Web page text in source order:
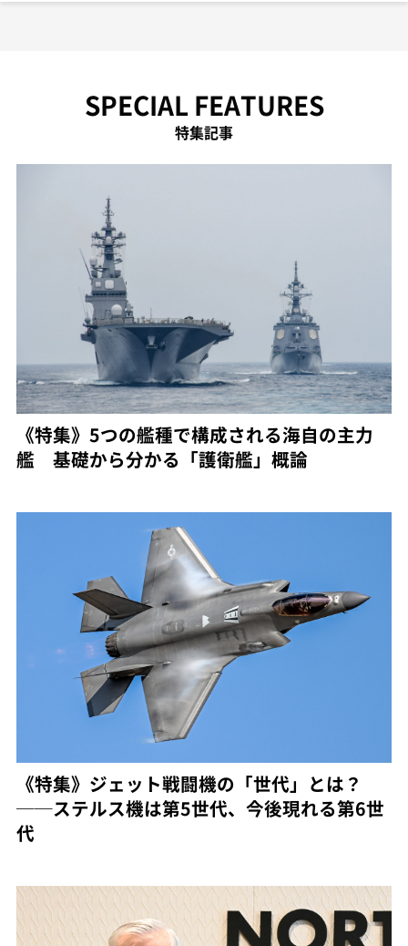
SPECIAL FEATURES
特集記事
《特集》5つの艦種で構成される海自の主力
艦 基礎から分かる「護衛艦」概論
《特集》ジェット戦闘機の「世代」とは？
──ステルス機は第5世代、今後現れる第6世
代